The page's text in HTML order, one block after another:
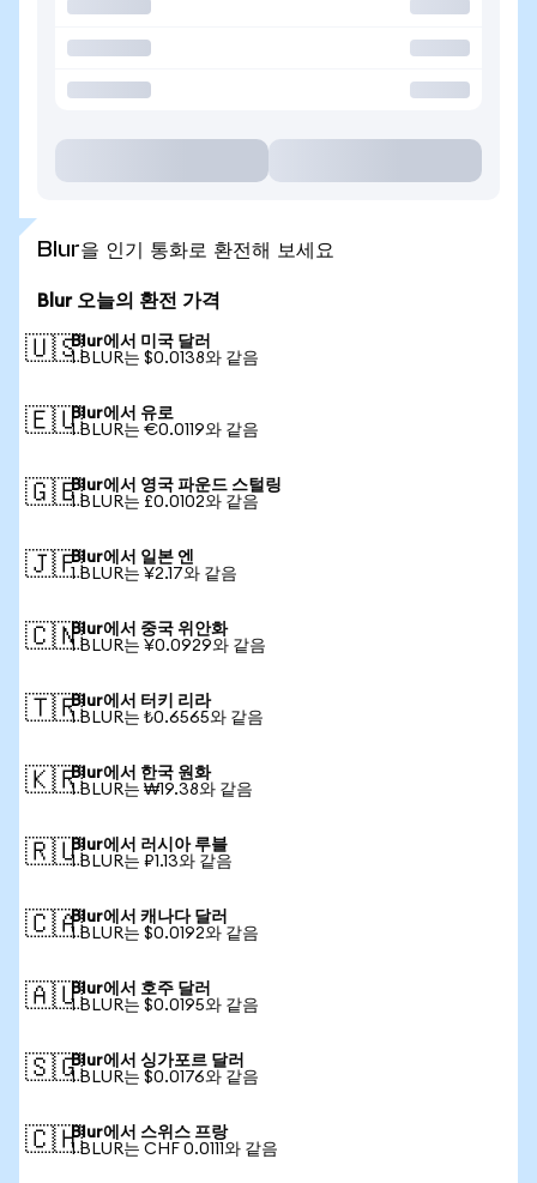
Blur을 인기 통화로 환전해 보세요
Blur 오늘의 환전 가격
🇺🇸Blur에서 미국 달러
1 BLUR는 $0.0138와 같음
🇪🇺Blur에서 유로
1 BLUR는 €0.0119와 같음
🇬🇧Blur에서 영국 파운드 스털링
1 BLUR는 £0.0102와 같음
🇯🇵Blur에서 일본 엔
1 BLUR는 ¥2.17와 같음
🇨🇳Blur에서 중국 위안화
1 BLUR는 ¥0.0929와 같음
🇹🇷Blur에서 터키 리라
1 BLUR는 ₺0.6565와 같음
🇰🇷Blur에서 한국 원화
1 BLUR는 ₩19.38와 같음
🇷🇺Blur에서 러시아 루블
1 BLUR는 ₽1.13와 같음
🇨🇦Blur에서 캐나다 달러
1 BLUR는 $0.0192와 같음
🇦🇺Blur에서 호주 달러
1 BLUR는 $0.0195와 같음
🇸🇬Blur에서 싱가포르 달러
1 BLUR는 $0.0176와 같음
🇨🇭Blur에서 스위스 프랑
1 BLUR는 CHF 0.0111와 같음